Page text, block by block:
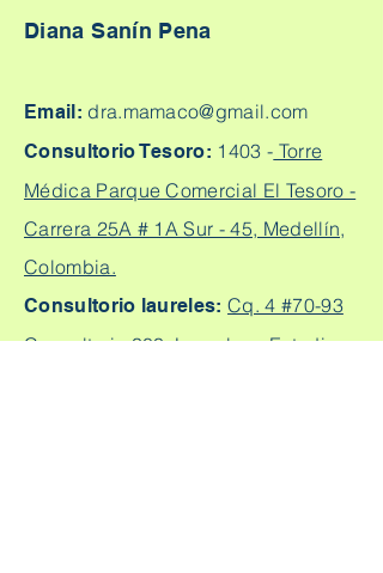
Diana Sanín Pena
Email: dra.mamaco@gmail.com
Consultorio Tesoro: 1403 - Torre
Médica Parque Comercial El Tesoro -
Carrera 25A # 1A Sur - 45, Medellín,
Colombia.
Consultorio laureles:Cq. 4 #70-93
Consultorio 303, Laureles - Estadio,